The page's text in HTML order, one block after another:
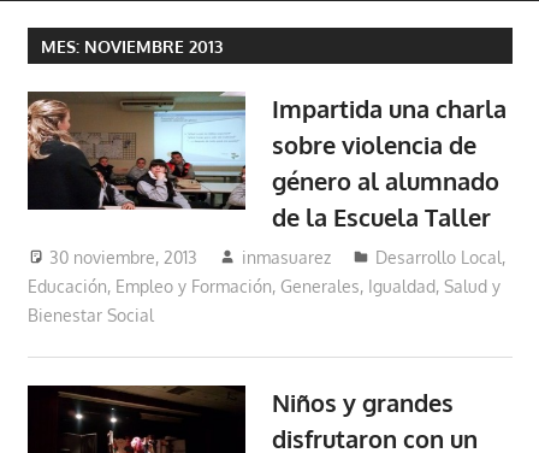
Ayuntamiento
de
Casariche
(Sevilla)
MES: NOVIEMBRE 2013
Impartida una charla
sobre violencia de
género al alumnado
de la Escuela Taller
30 noviembre, 2013 inmasuarez Desarrollo Local,
Educación, Empleo y Formación, Generales, Igualdad, Salud y
Bienestar Social
Niños y grandes
disfrutaron con un